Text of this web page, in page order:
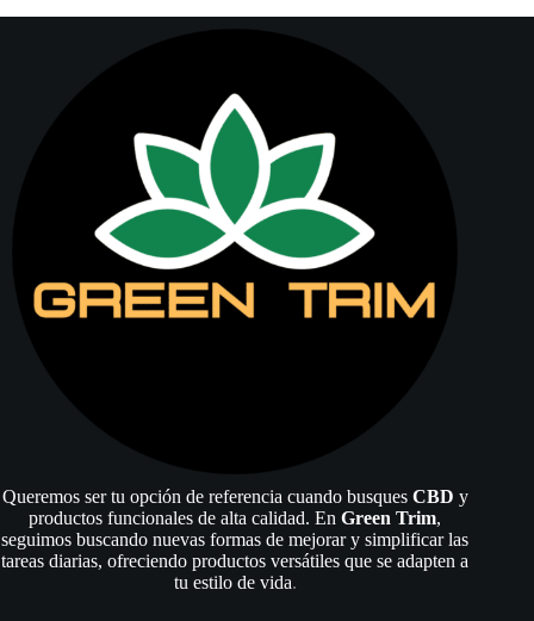
Queremos ser tu opción de referencia cuando busques CBD y
productos funcionales de alta calidad. EnGreen Trim,
seguimos buscando nuevas formas de mejorar y simplificar las
tareas diarias, ofreciendo productos versátiles que se adapten a
tu estilo de vida.